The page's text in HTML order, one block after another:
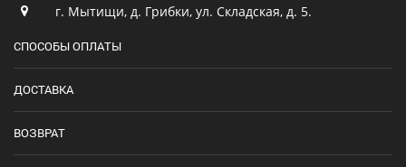
г. Мытищи, д. Грибки, ул. Складская, д. 5.
СПОСОБЫ ОПЛАТЫ
ДОСТАВКА
ВОЗВРАТ